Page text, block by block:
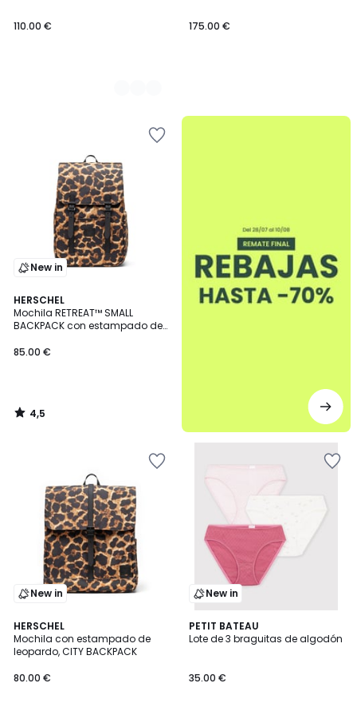
110.00 € 175.00 €
New in
HERSCHEL
Mochila RETREAT™ SMALL
BACKPACK con estampado de
85.00 €
4,5
/ 5
4,5
/
.
New in
HERSCHEL
Mochila con estampado de
leopardo, CITY BACKPACK
80.00 €
4,5
/ 5
New in
PETIT BATEAU
Lote de 3 braguitas de algodón
35.00 €
5
/